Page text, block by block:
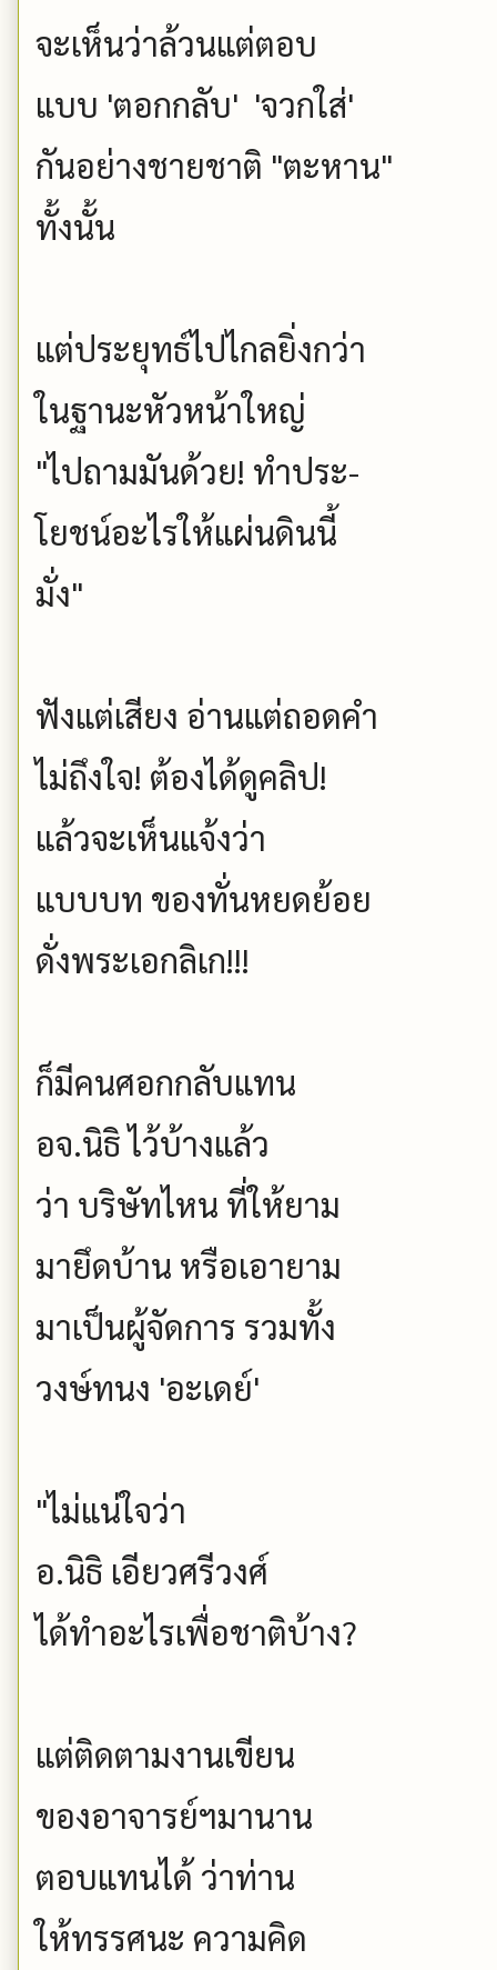
จะเห็นว่าล้วนแต่ตอบ
แบบ 'ตอกกลับ' 'จวกใส่'
กันอย่างชายชาติ "ตะหาน"
ทั้งนั้น
แต่ประยุทธ์ไปไกลยิ่งกว่า
ในฐานะหัวหน้าใหญ่
"ไปถามมันด้วย! ทำประ-
โยชน์อะไรให้แผ่นดินนี้
มั่ง"
ฟังแต่เสียง อ่านแต่ถอดคำ
ไม่ถึงใจ! ต้องได้ดูคลิป!
แล้วจะเห็นแจ้งว่า
แบบบท ของทั่นหยดย้อย
ดั่งพระเอกลิเก!!!
ก็มีคนศอกกลับแทน
อจ.นิธิ ไว้บ้างแล้ว
ว่า บริษัทไหน ที่ให้ยาม
มายึดบ้าน หรือเอายาม
มาเป็นผู้จัดการ รวมทั้ง
วงษ์ทนง 'อะเดย์'
"ไม่แน่ใจว่า
อ.นิธิ เอียวศรีวงศ์
ได้ทำอะไรเพื่อชาติบ้าง?
แต่ติดตามงานเขียน
ของอาจารย์ฯมานาน
ตอบแทนได้ ว่าท่าน
ให้ทรรศนะ ความคิด